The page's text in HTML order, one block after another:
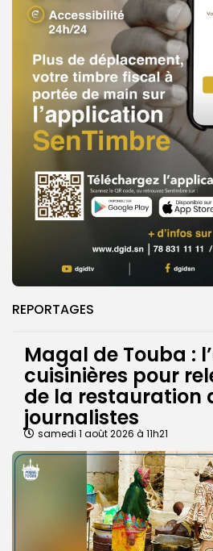
REPORTAGES
Magal de Touba :
cuisinières pour
de la restauration
journalistes
samedi 1 août 2026 à 11h21